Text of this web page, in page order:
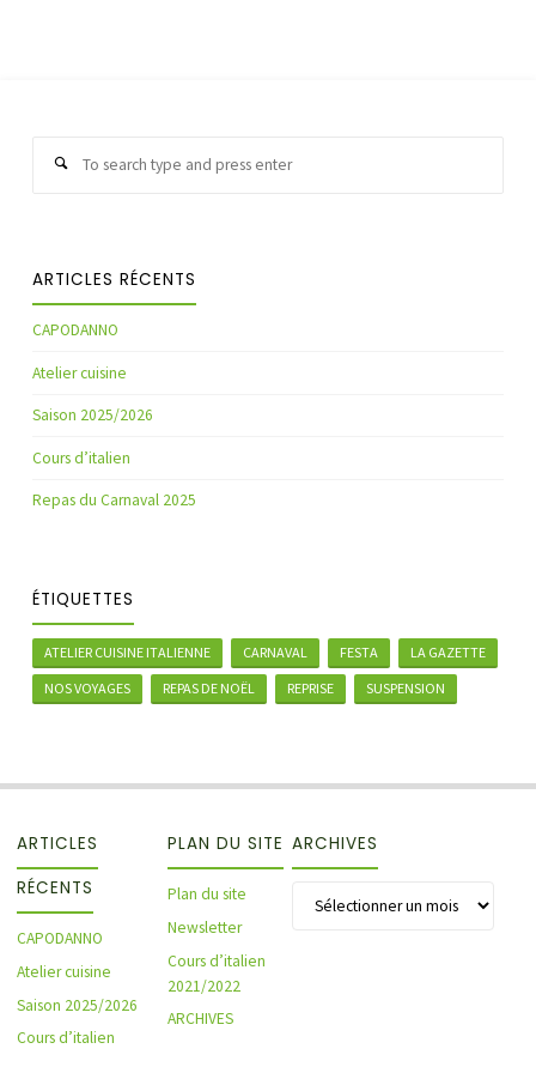
Search
ARTICLES RÉCENTS
CAPODANNO
Atelier cuisine
Saison 2025/2026
Cours d’italien
Repas du Carnaval 2025
ÉTIQUETTES
ATELIER CUISINE ITALIENNE CARNAVAL FESTA
LA GAZETTE
NOS VOYAGES
REPAS DE NOËL REPRISE SUSPENSION
ARTICLES
RÉCENTS
CAPODANNO
Atelier cuisine
Saison 2025/2026
Cours d’italien
PLAN DU SITE
Plan du site
Newsletter
Cours d’italien
2021/2022
ARCHIVES
ARCHIVES